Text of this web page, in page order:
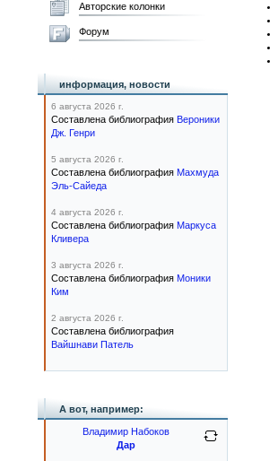
Авторские колонки
Форум
информация, новости
6 августа 2026 г.
Составлена библиография Вероники
Дж. Генри
5 августа 2026 г.
Составлена библиография Махмуда
Эль-Сайеда
4 августа 2026 г.
Составлена библиография Маркуса
Кливера
3 августа 2026 г.
Составлена библиография Моники
Ким
2 августа 2026 г.
Составлена библиография
Вайшнави Патель
А вот, например:
Владимир Набоков
Дар